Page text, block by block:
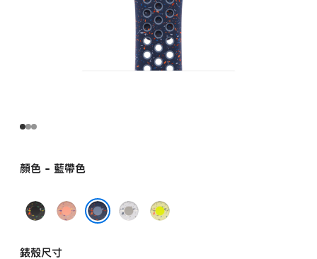
顏色 - 藍帶色
午
黑
山
粉
朦
螢
錶殼尺寸